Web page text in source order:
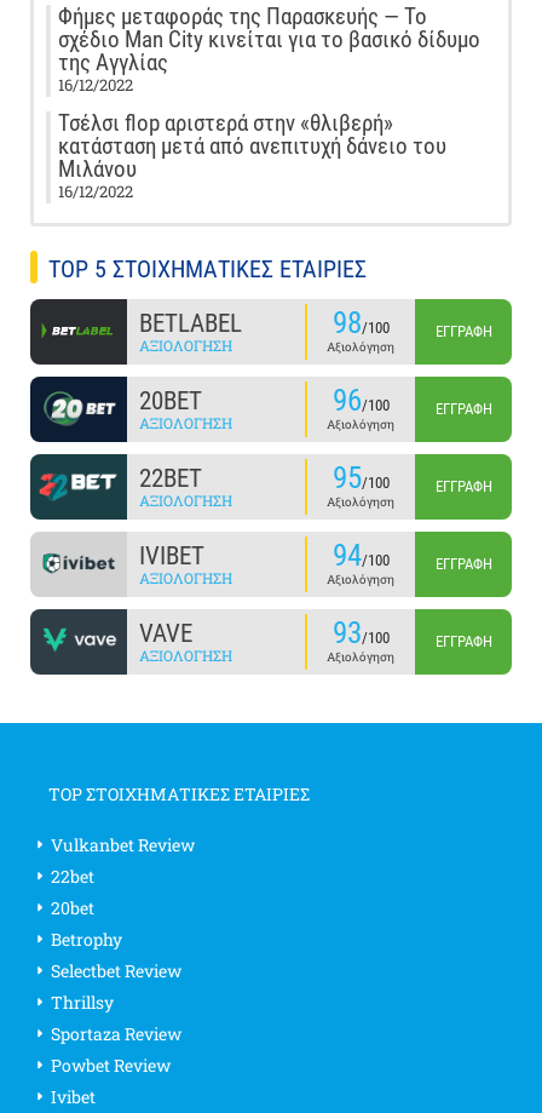
Φήμες μεταφοράς της Παρασκευής — Το
σχέδιο Man City κινείται για το βασικό δίδυμο
της Αγγλίας
16/12/2022
Τσέλσι flop αριστερά στην «θλιβερή»
κατάσταση μετά από ανεπιτυχή δάνειο του
Μιλάνου
16/12/2022
TOP 5 ΣΤΟΙΧΗΜΑΤΙΚΕΣ ΕΤΑΙΡΙΕΣ
BETLABEL
ΑΞΙΟΛΌΓΗΣΗ
98/100
Αξιολόγηση
ΕΓΓΡΑΦΉ
20BET
ΑΞΙΟΛΌΓΗΣΗ
96/100
Αξιολόγηση
ΕΓΓΡΑΦΉ
22BET
ΑΞΙΟΛΌΓΗΣΗ
95/100
Αξιολόγηση
ΕΓΓΡΑΦΉ
IVIBET
ΑΞΙΟΛΌΓΗΣΗ
94/100
Αξιολόγηση
ΕΓΓΡΑΦΉ
VAVE
ΑΞΙΟΛΌΓΗΣΗ
93/100
Αξιολόγηση
ΕΓΓΡΑΦΉ
TOP ΣΤΟΙΧΗΜΑΤΙΚΕΣ ΕΤΑΙΡΙΕΣ
Vulkanbet Review
22bet
20bet
Betrophy
Selectbet Review
Thrillsy
Sportaza Review
Powbet Review
Ivibet